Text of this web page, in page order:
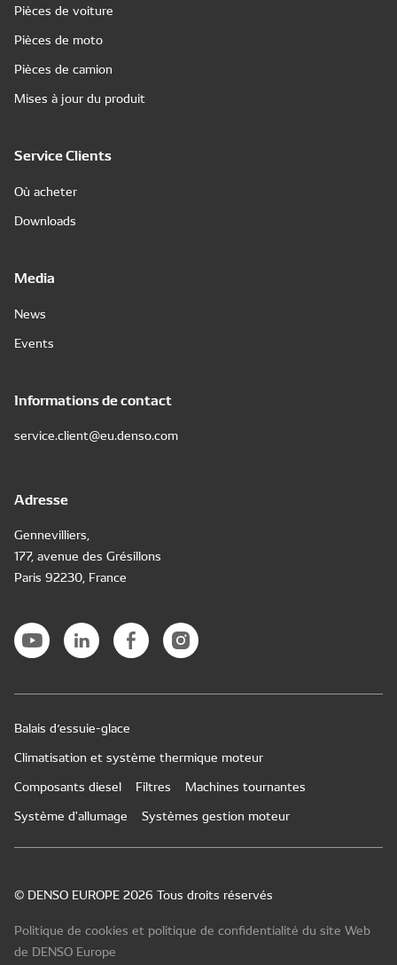
Pièces de voiture
Pièces de moto
Pièces de camion
Mises à jour du produit
Service Clients
Où acheter
Downloads
Media
News
Events
Informations de contact
service.client@eu.denso.com
Adresse
Gennevilliers,
177, avenue des Grésillons
Paris 92230, France
Balais d’essuie-glace
Climatisation et système thermique moteur
Composants diesel
Filtres
Machines tournantes
Système d'allumage
Systèmes gestion moteur
© DENSO EUROPE 2026 Tous droits réservés
Politique de cookies et politique de confidentialité du site Web
de DENSO Europe